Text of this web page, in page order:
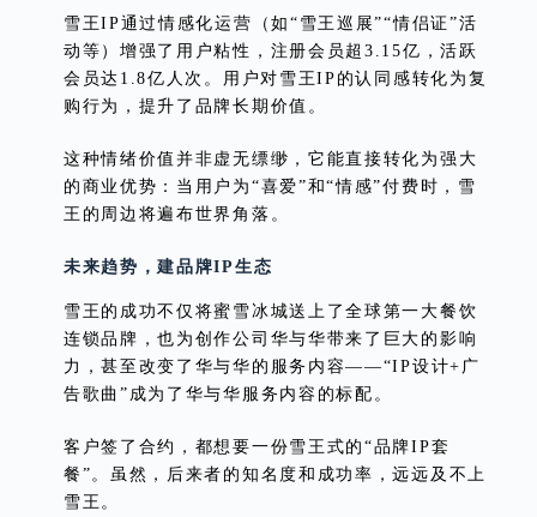
雪王IP通过情感化运营（如“雪王巡展”“情侣证”活
动等）增强了用户粘性，注册会员超3.15亿，活跃
会员达1.8亿人次。用户对雪王IP的认同感转化为复
购行为，提升了品牌长期价值。
这种情绪价值并非虚无缥缈，它能直接转化为强大
的商业优势：当用户为“喜爱”和“情感”付费时，雪
王的周边将遍布世界角落。
未来趋势，建品牌IP生态
雪王的成功不仅将蜜雪冰城送上了全球第一大餐饮
连锁品牌，也为创作公司华与华带来了巨大的影响
力，甚至改变了华与华的服务内容——“IP设计+广
告歌曲”成为了华与华服务内容的标配。
客户签了合约，都想要一份雪王式的“品牌IP套
餐”。虽然，后来者的知名度和成功率，远远及不上
雪王。